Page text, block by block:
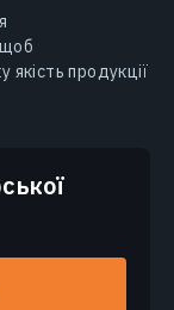
продукції